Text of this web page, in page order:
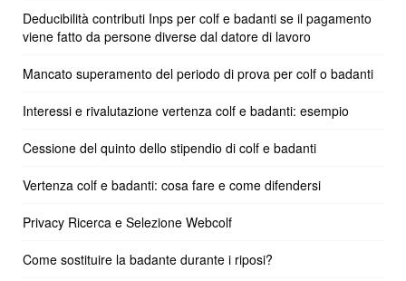
Deducibilità contributi Inps per colf e badanti se il pagamento
viene fatto da persone diverse dal datore di lavoro
Mancato superamento del periodo di prova per colf o badanti
Interessi e rivalutazione vertenza colf e badanti: esempio
Cessione del quinto dello stipendio di colf e badanti
Vertenza colf e badanti: cosa fare e come difendersi
Privacy Ricerca e Selezione Webcolf
Come sostituire la badante durante i riposi?